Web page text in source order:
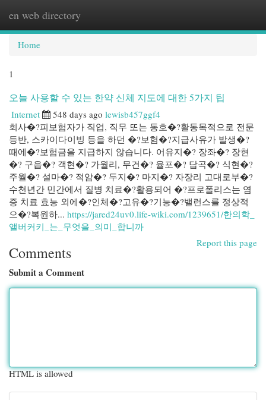
en web directory
Home
1
오늘 사용할 수 있는 한약 신체 지도에 대한 5가지 팁
Internet 548 days ago lewisb457ggf4
회사�?피보험자가 직업, 직무 또는 동호�?활동목적으로 전문
등반, 스카이다이빙 등을 하던 �?보험�?지급사유가 발생�?
때에�?보험금을 지급하지 않습니다. 어유지�? 장좌�? 장현
�? 구읍�? 객현�? 가월리, 무건�? 율포�? 답곡�? 식현�?
주월�? 설마�? 적암�? 두지�? 마지�? 자장리 고대로부�?
수천년간 민간에서 질병 치료�?활용되어 �?프로폴리스는 염
증 치료 효능 외에�?인체�?고유�?기능�?밸런스를 정상적
으�?복원하... https://jared24uv0.life-wiki.com/1239651/한의학_
앨버커키_는_무엇을_의미_합니까
Report this page
Comments
Submit a Comment
HTML is allowed